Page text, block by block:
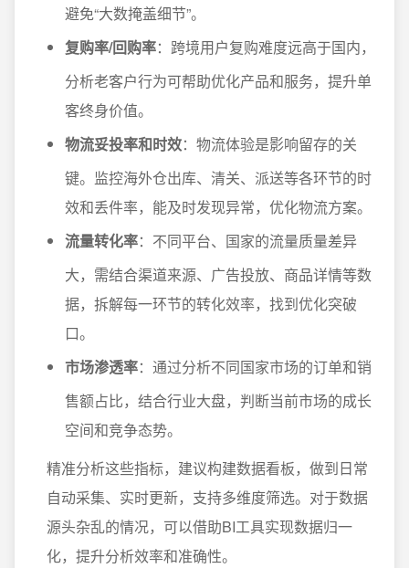
避免“大数掩盖细节”。
复购率/回购率：跨境用户复购难度远高于国内，
分析老客户行为可帮助优化产品和服务，提升单
客终身价值。
物流妥投率和时效：物流体验是影响留存的关
键。监控海外仓出库、清关、派送等各环节的时
效和丢件率，能及时发现异常，优化物流方案。
流量转化率：不同平台、国家的流量质量差异
大，需结合渠道来源、广告投放、商品详情等数
据，拆解每一环节的转化效率，找到优化突破
口。
市场渗透率：通过分析不同国家市场的订单和销
售额占比，结合行业大盘，判断当前市场的成长
空间和竞争态势。
精准分析这些指标，建议构建数据看板，做到日常
自动采集、实时更新，支持多维度筛选。对于数据
源头杂乱的情况，可以借助BI工具实现数据归一
化，提升分析效率和准确性。